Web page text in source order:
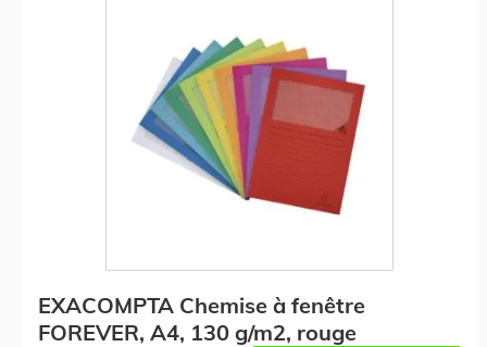
EXACOMPTA Chemise à fenêtre
FOREVER, A4, 130 g/m2, rouge